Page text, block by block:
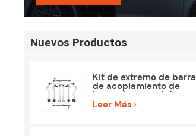
Nuevos Productos
Kit de extremo de barra
de acoplamiento de
brazo de control de
piezas de suspensión
Leer Más